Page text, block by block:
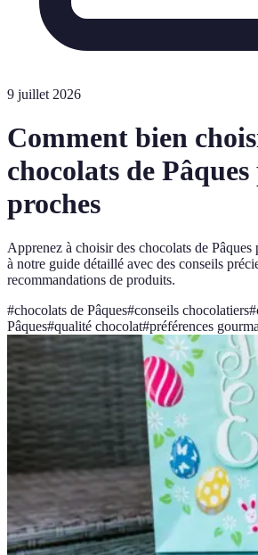
9 juillet 2026
Comment bien
chocolats de
proches
Apprenez à choisir des chocolats de Pâques
à notre guide détaillé avec des conseils
recommandations de produits.
#chocolats de Pâques#conseils chocolatiers#
Pâques#qualité chocolat#préférences